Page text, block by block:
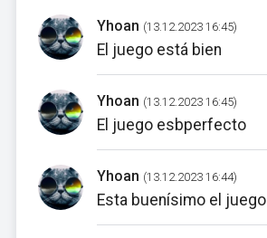
Yhoan (13.12.2023 16:45)
El juego está bien
Yhoan (13.12.2023 16:45)
El juego esbperfecto
Yhoan (13.12.2023 16:44)
Esta buenísimo el juego